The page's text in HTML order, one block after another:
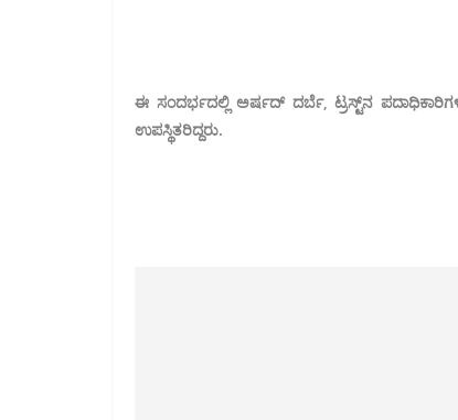
ಈ ಸಂದರ್ಭದಲ್ಲಿ ಅರ್ಷದ್ ದರ್ಬೆ, ಟ್ರಸ್ಟ್‌ನ
ಉಪಸ್ಥಿತರಿದ್ದರು.